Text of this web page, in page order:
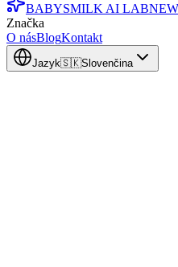
BABYSMILK AI LABNEW
Značka
O násBlogKontakt
Jazyk🇸🇰Slovenčina